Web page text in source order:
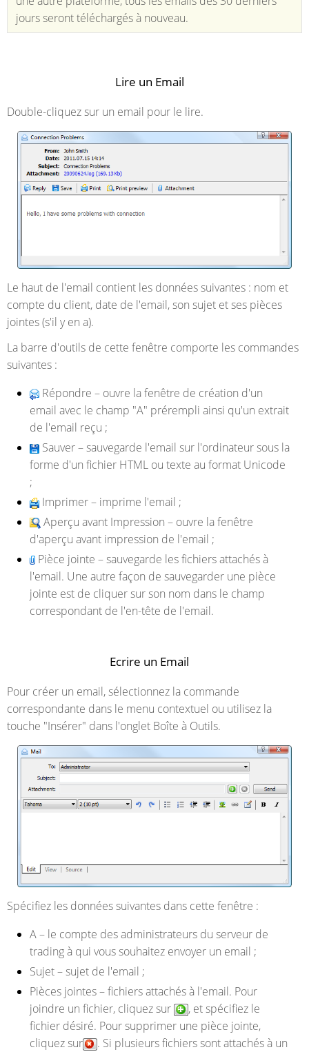
jours seront téléchargés à nouveau.
Lire un Email
Double-cliquez sur un email pour le lire.
Le haut de l'email contient les données suivantes : nom et
compte du client, date de l'email, son sujet et ses pièces
jointes (s'il y en a).
La barre d'outils de cette fenêtre comporte les commandes
suivantes :
Répondre – ouvre la fenêtre de création d'un
email avec le champ "A" prérempli ainsi qu'un extrait
de l'email reçu ;
Sauver– sauvegarde l'email sur l'ordinateur sous la
forme d'un fichier HTML ou texte au format Unicode
;
Imprimer– imprime l'email ;
Aperçu avant Impression – ouvre la fenêtre
d'aperçu avant impression de l'email ;
Pièce jointe – sauvegarde les fichiers attachés à
l'email. Une autre façon de sauvegarder une pièce
jointe est de cliquer sur son nom dans le champ
correspondant de l'en-tête de l'email.
Ecrire un Email
Pour créer un email, sélectionnez la commande
correspondante dans le menu contextuel ou utilisez la
touche "Insérer" dans l'onglet Boîte à Outils.
Spécifiez les données suivantes dans cette fenêtre :
A– le compte des administrateurs du serveur de
trading à qui vous souhaitez envoyer un email ;
Sujet– sujet de l'email ;
Pièces jointes– fichiers attachés à l'email. Pour
joindre un fichier, cliquez sur
, et spécifiez le
fichier désiré. Pour supprimer une pièce jointe,
cliquez sur
. Si plusieurs fichiers sont attachés à un